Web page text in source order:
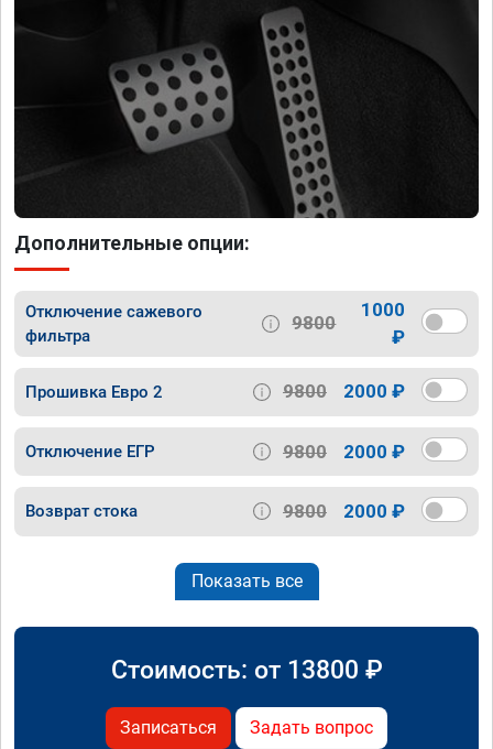
Дополнительные опции:
Отключение сажевого
фильтра
9800
1000
₽
Прошивка Евро 2 9800 2000 ₽
Отключение ЕГР 9800 2000 ₽
Возврат стока 9800 2000 ₽
Показать все
Стоимость: от 13800 ₽
Записаться Задать вопрос